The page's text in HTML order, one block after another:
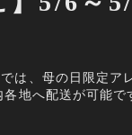
は、母の日限定ア
地へ配送が可能で